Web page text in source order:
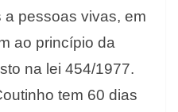
pessoas vivas, em
ao princípio da
na lei 454/1977.
tem 60 dias